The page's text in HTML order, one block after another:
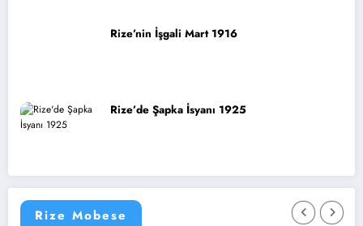
Rize’nin İşgali Mart 1916
Rize’de Şapka İsyanı 1925
Rize Mobese